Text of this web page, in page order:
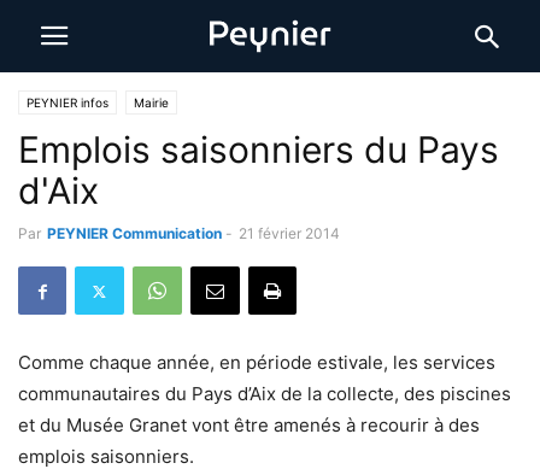
PEYNIER infos Mairie
Emplois saisonniers du Pays
d'Aix
Par PEYNIER Communication - 21 février 2014
Comme chaque année, en période estivale, les services
communautaires du Pays d’Aix de la collecte, des piscines
et du Musée Granet vont être amenés à recourir à des
emplois saisonniers.